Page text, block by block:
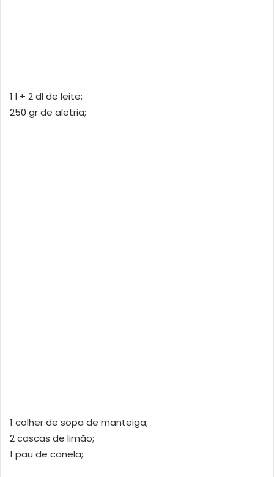
1 l + 2 dl de leite;
250 gr de aletria;
1 colher de sopa de manteiga;
2 cascas de limão;
1 pau de canela;